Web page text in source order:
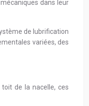
dans leur
de lubrification
variées, des
de la nacelle, ces